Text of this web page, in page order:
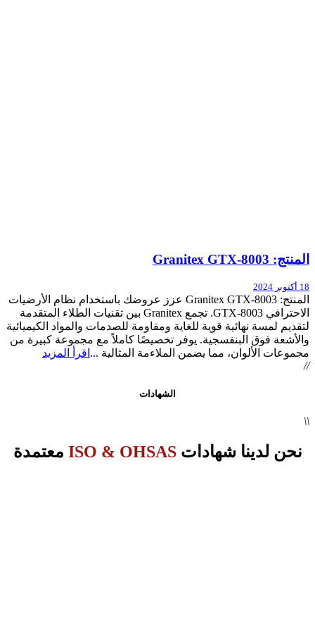
المنتج: Granitex GTX-8003
18 أكتوبر 2024
المنتج: Granitex GTX-8003 عزز عروضك باستخدام نظام الأرضيات
الاحترافي GTX-8003. تجمع Granitex بين تقنيات الطلاء المتقدمة
لتقديم لمسة نهائية قوية للغاية ومقاومة للصدمات والمواد الكيميائية
والأشعة فوق البنفسجية. يوفر تخصيصًا كاملاً مع مجموعة كبيرة من
مجموعات الألوان، مما يضمن الملاءمة المثالية ... اقرأ المزيد
//
الشهادات
\\
نحن لدينا شهادات ISO &
OHSAS معتمدة